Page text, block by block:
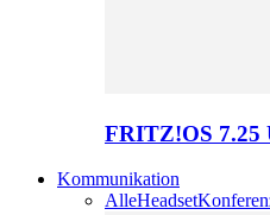
FRITZ!OS 7.25
Kommunikation
AlleHeadset